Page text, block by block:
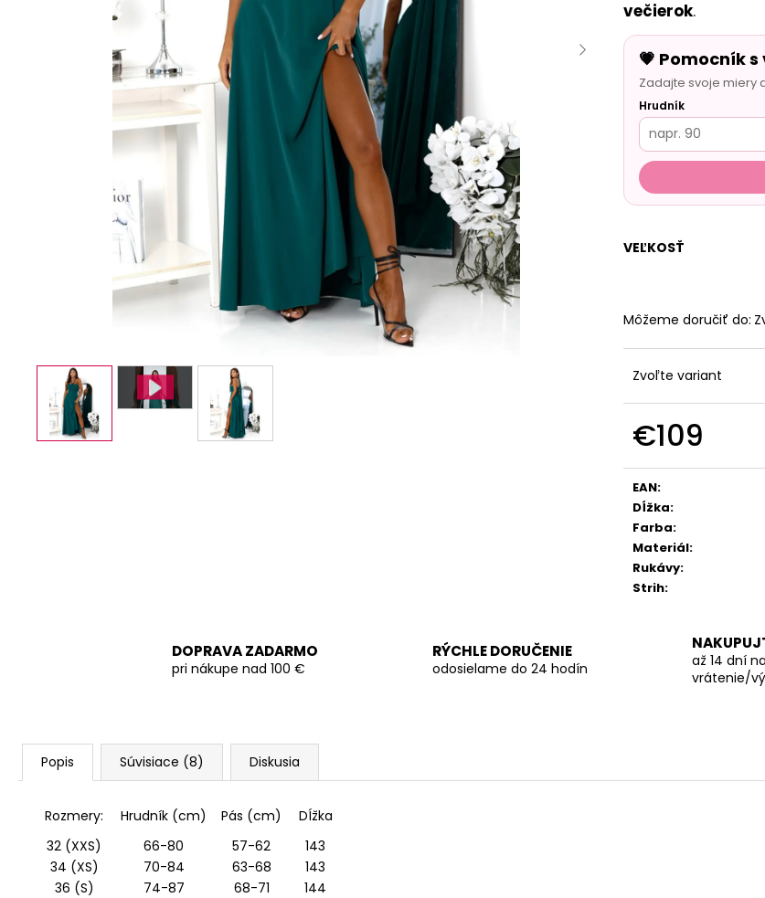
večierok.
💗 Pomocník
Zadajte svoje miery
Hrudník
VEĽKOSŤ
Môžeme doručiť do:
Zvoľte variant
€109
cena:
EAN:
Dĺžka:
Farba:
Materiál:
Rukávy:
Strih:
DOPRAVA ZADARMO
pri nákupe nad 100 €
RÝCHLE DORUČENIE
odosielame do 24 hodín
až 14 dní na
vrátenie/
Popis Súvisiace (8) Diskusia
Rozmery: Hrudník (cm) Pás (cm)
DÍžka
32 (XXS)
66-80 57-62
143
34 (XS)
70-84 63-68
143
36 (S)
74-87 68-71
144